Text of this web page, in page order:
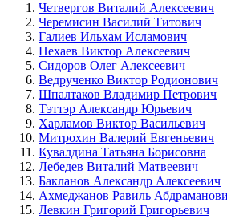
Четвергов Виталий Алексеевич
Черемисин Василий Титович
Галиев Ильхам Исламович
Нехаев Виктор Алексеевич
Сидоров Олег Алексеевич
Ведрученко Виктор Родионович
Шпалтаков Владимир Петрович
Тэттэр Александр Юрьевич
Харламов Виктор Васильевич
Митрохин Валерий Евгеньевич
Кувалдина Татьяна Борисовна
Лебедев Виталий Матвеевич
Бакланов Александр Алексеевич
Ахмеджанов Равиль
Левкин Григорий Григорьевич